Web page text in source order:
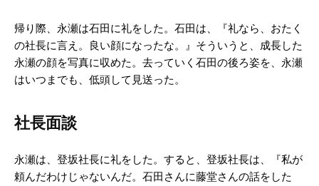
帰り際、永瀬は石田に礼をした。石田は、『礼なら、おたく
の社長に言え。良い顔になったな。』そういうと、成長した
永瀬の顔を写真に収めた。去っていく石田の後ろ姿を、永瀬
はいつまでも、低頭して見送った。
社長面談
永瀬は、登坂社長に礼をした。すると、登坂社長は、『私が
頼んだわけじゃないんだ。石田さんに藤堂さんの話をした